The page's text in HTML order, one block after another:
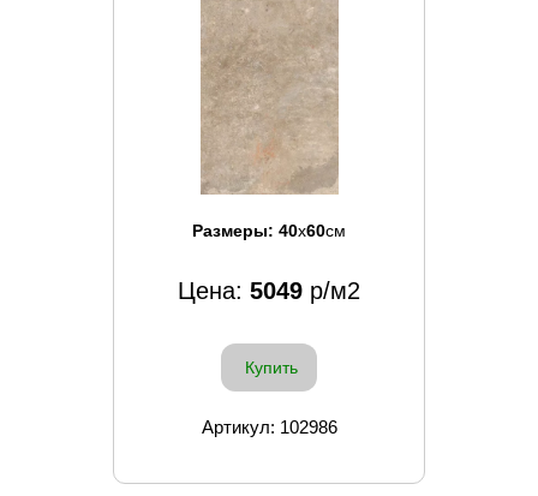
Размеры: 40x60см
Цена: 5049 р/м2
Купить
Артикул: 102986